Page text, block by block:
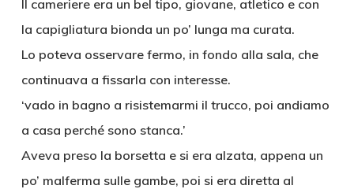
Il cameriere era un bel tipo, giovane, atletico e con
la capigliatura bionda un po’ lunga ma curata.
Lo poteva osservare fermo, in fondo alla sala, che
continuava a fissarla con interesse.
‘vado in bagno a risistemarmi il trucco, poi andiamo
a casa perché sono stanca.’
Aveva preso la borsetta e si era alzata, appena un
po’ malferma sulle gambe, poi si era diretta al